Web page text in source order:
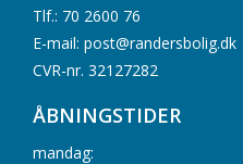
Tlf.: 70 2600 76
E-mail: post@randersbolig.dk
CVR-nr. 32127282
ÅBNINGSTIDER
mandag: